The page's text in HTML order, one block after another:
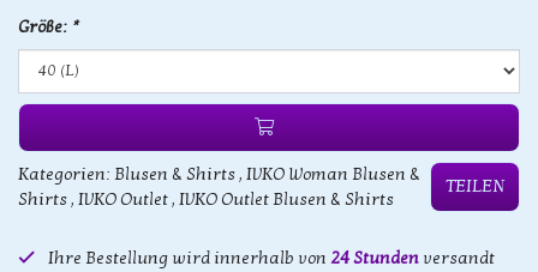
Größe: *
Kategorien: Blusen & Shirts, IVKO Woman Blusen &
Shirts, IVKO Outlet, IVKO Outlet Blusen & Shirts
TEILEN
Ihre Bestellung wird innerhalb von 24 Stunden versandt